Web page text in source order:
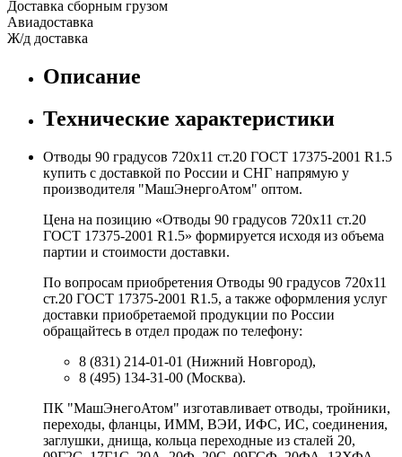
Доставка сборным грузом
Авиадоставка
Ж/д доставка
Описание
Технические характеристики
Отводы 90 градусов 720х11 ст.20 ГОСТ 17375-2001 R1.5
купить с доставкой по России и СНГ напрямую у
производителя "МашЭнергоАтом" оптом.
Цена на позицию «Отводы 90 градусов 720х11 ст.20
ГОСТ 17375-2001 R1.5» формируется исходя из объема
партии и стоимости доставки.
По вопросам приобретения Отводы 90 градусов 720х11
ст.20 ГОСТ 17375-2001 R1.5, а также оформления услуг
доставки приобретаемой продукции по России
обращайтесь в отдел продаж по телефону:
8 (831) 214-01-01 (Нижний Новгород),
8 (495) 134-31-00 (Москва).
ПК "МашЭнегоАтом" изготавливает отводы, тройники,
переходы, фланцы, ИММ, ВЭИ, ИФС, ИС, соединения,
заглушки, днища, кольца переходные из сталей 20,